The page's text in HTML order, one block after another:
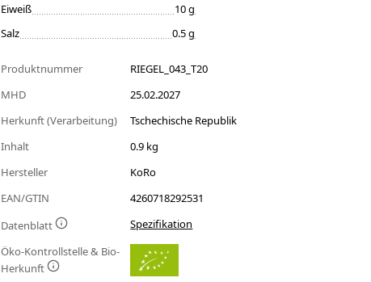
Eiweiß
10 g
Salz
0.5 g
Produktnummer
RIEGEL_043_T20
MHD
25.02.2027
Herkunft (Verarbeitung)
Tschechische Republik
Inhalt
0.9 kg
Hersteller
KoRo
EAN/GTIN
4260718292531
Datenblatt
Spezifikation
Öko-Kontrollstelle & Bio-
Herkunft